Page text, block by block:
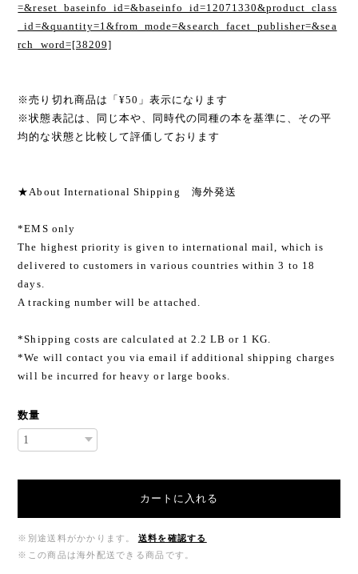
=&reset_baseinfo_id=&baseinfo_id=12071330&product_class
_id=&quantity=1&from_mode=&search_facet_publisher=&sea
rch_word=[38209]
※売り切れ商品は「¥50」表示になります
※状態表記は、同じ本や、同時代の同種の本を基準に、その平
均的な状態と比較して評価しております
★About International Shipping 海外発送
*EMS only
The highest priority is given to international mail, which is
delivered to customers in various countries within 3 to 18
days.
A tracking number will be attached.
*Shipping costs are calculated at 2.2 LB or 1 KG.
*We will contact you via email if additional shipping charges
will be incurred for heavy or large books.
数量
カートに入れる
※別途送料がかかります。
送料を確認する
※この商品は海外配送できる商品です。